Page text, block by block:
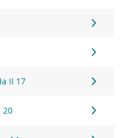
II 17
20